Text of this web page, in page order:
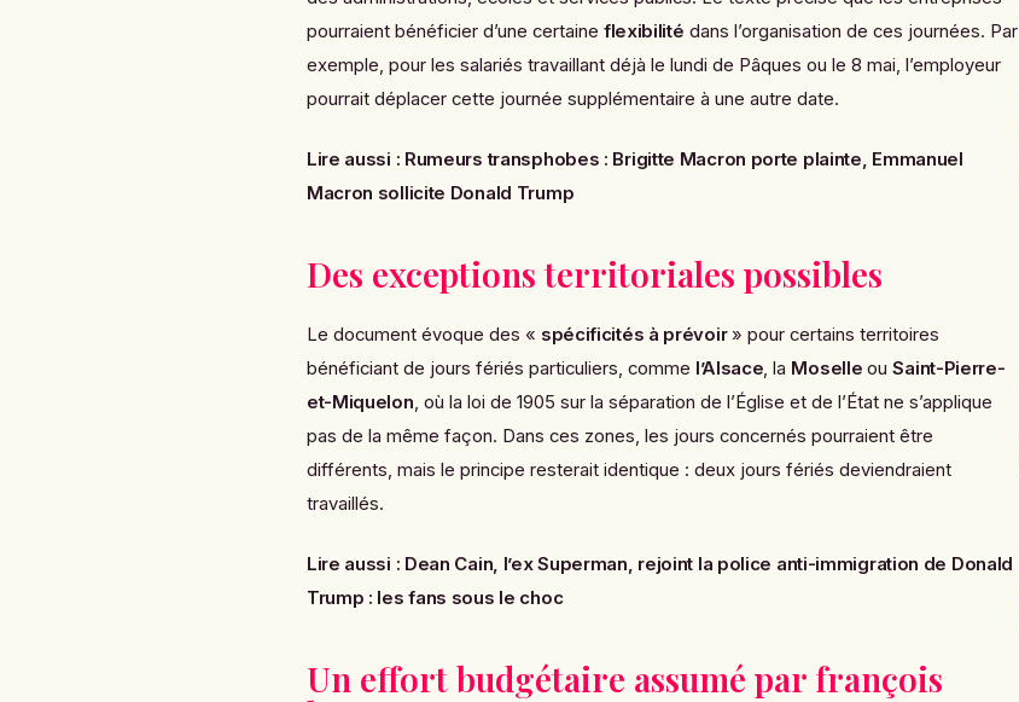
pourraient bénéficier d’une certaine flexibilité dans l’organisation de ces journées. Par
exemple, pour les salariés travaillant déjà le lundi de Pâques ou le 8 mai, l’employeur
pourrait déplacer cette journée supplémentaire à une autre date.
Lire aussi : Rumeurs transphobes : Brigitte Macron porte plainte, Emmanuel
Macron sollicite Donald Trump
Des exceptions territoriales possibles
Le document évoque des « spécificités à prévoir» pour certains territoires
bénéficiant de jours fériés particuliers, comme l’Alsace, la Moselle ouSaint-Pierre-
et-Miquelon, où la loi de 1905 sur la séparation de l’Église et de l’État ne s’applique
pas de la même façon. Dans ces zones, les jours concernés pourraient être
différents, mais le principe resterait identique : deux jours fériés deviendraient
travaillés.
Lire aussi : Dean Cain, l’ex Superman, rejoint la police anti-immigration de Donald
Trump : les fans sous le choc
Un effort budgétaire assumé par françois